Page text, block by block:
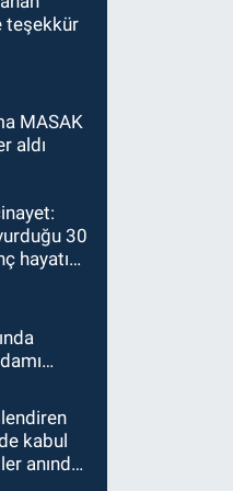
teşekkür
MASAK
aldı
30
hayatını
kabul
anında